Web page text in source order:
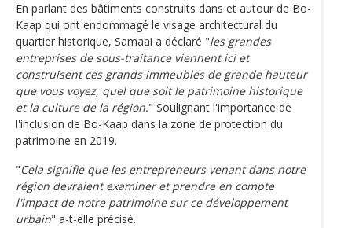
En parlant des bâtiments construits dans et autour de Bo-
Kaap qui ont endommagé le visage architectural du
quartier historique, Samaai a déclaré "les grandes
entreprises de sous-traitance viennent ici et
construisent ces grands immeubles de grande hauteur
que vous voyez, quel que soit le patrimoine historique
et la culture de la région." Soulignant l'importance de
l'inclusion de Bo-Kaap dans la zone de protection du
patrimoine en 2019.
"Cela signifie que les entrepreneurs venant dans notre
région devraient examiner et prendre en compte
l'impact de notre patrimoine sur ce développement
urbain" a-t-elle précisé.